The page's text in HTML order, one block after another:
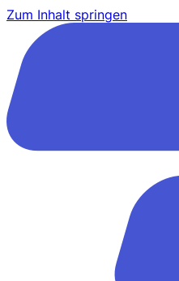
Zum Inhalt springen